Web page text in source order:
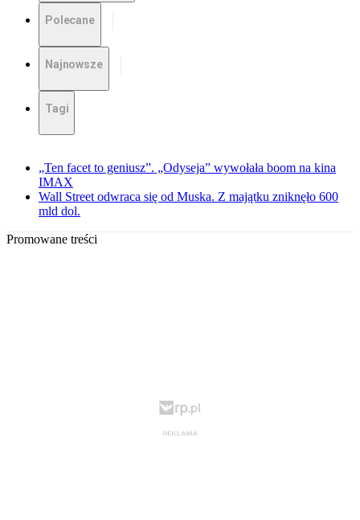
Polecane
Najnowsze
Tagi
„Ten facet to geniusz”. „Odyseja” wywołała boom na kina
IMAX
Wall Street odwraca się od Muska. Z majątku zniknęło 600
mld dol.
Promowane treści